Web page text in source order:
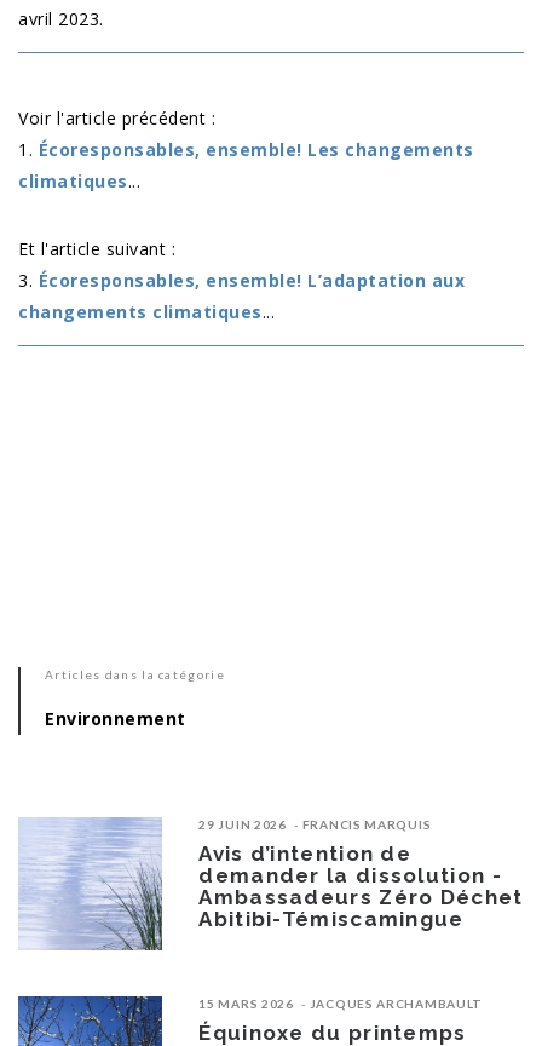
avril 2023.
Voir l'article précédent :
1. Écoresponsables, ensemble! Les changements
climatiques...
Et l'article suivant :
3. Écoresponsables, ensemble! L’adaptation aux
changements climatiques...
Articles dans la catégorie
Environnement
29 JUIN 2026 FRANCIS MARQUIS
Avis d’intention de
demander la dissolution -
Ambassadeurs Zéro Déchet
Abitibi-Témiscamingue
15 MARS 2026 JACQUES ARCHAMBAULT
Équinoxe du printemps